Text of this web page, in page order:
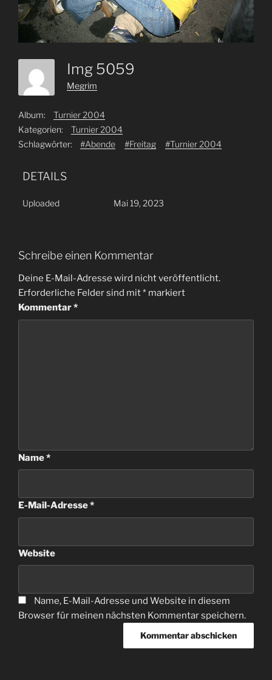
Img 5059
Megrim
Album:
Turnier 2004
Kategorien:
Turnier 2004
Schlagwörter:
#Abende #Freitag #Turnier 2004
DETAILS
Uploaded Mai 19, 2023
Schreibe einen Kommentar
Deine E-Mail-Adresse wird nicht veröffentlicht.
Erforderliche Felder sind mit* markiert
Kommentar*
Name*
E-Mail-Adresse*
Website
Name, E-Mail-Adresse und Website in diesem
Browser für meinen nächsten Kommentar speichern.